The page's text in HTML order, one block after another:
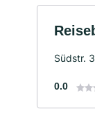
Südstr.
0.0